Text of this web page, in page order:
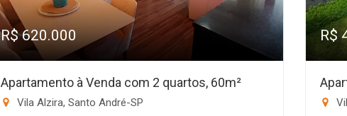
R$ 620.000
Apartamento à Venda com 2 quartos, 60m²
Vila Alzira, Santo André-SP
R$